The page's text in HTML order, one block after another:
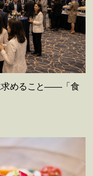
求めること――「食